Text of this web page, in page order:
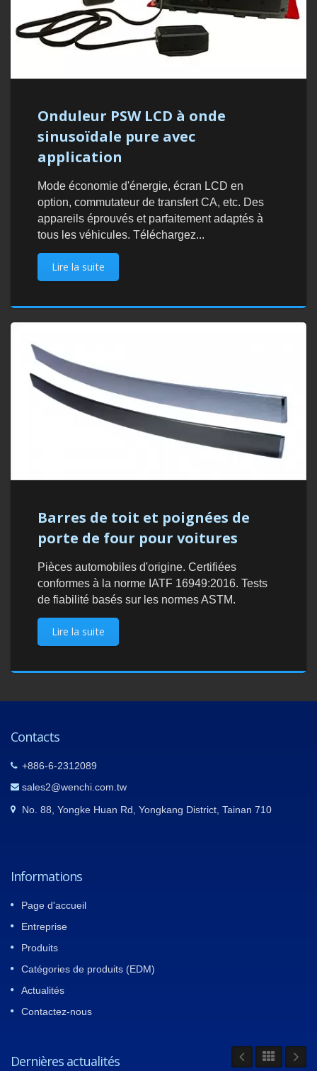
Onduleur PSW LCD à onde
sinusoïdale pure avec
application
Mode économie d'énergie, écran LCD en
option, commutateur de transfert CA, etc. Des
appareils éprouvés et parfaitement adaptés à
tous les véhicules. Téléchargez...
Lire la suite
Barres de toit et poignées de
porte de four pour voitures
Pièces automobiles d'origine. Certifiées
conformes à la norme IATF 16949:2016. Tests
de fiabilité basés sur les normes ASTM.
Lire la suite
Contacts
+886-6-2312089
sales2@wenchi.com.tw
No. 88, Yongke Huan Rd, Yongkang District, Tainan 710
Informations
Page d'accueil
Entreprise
Produits
Catégories de produits (EDM)
Actualités
Contactez-nous
Dernières actualités